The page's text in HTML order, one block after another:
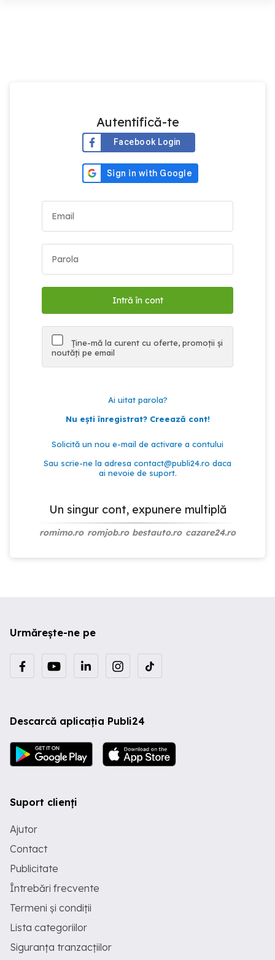
Autentifică-te
Facebook Login
Ține-mă la curent cu oferte, promoții și
noutăți pe email
Ai uitat parola?
Nu ești înregistrat? Creează cont!
Solicită un nou e-mail de activare a contului
Sau scrie-ne la adresa contact@publi24.ro daca
ai nevoie de suport.
Un singur cont, expunere multiplă
romimo.ro romjob.ro bestauto.ro cazare24.ro
Urmărește-ne pe
Descarcă aplicația Publi24
Suport clienți
Ajutor
Contact
Publicitate
Întrebări frecvente
Termeni și condiții
Lista categoriilor
Siguranța tranzacțiilor